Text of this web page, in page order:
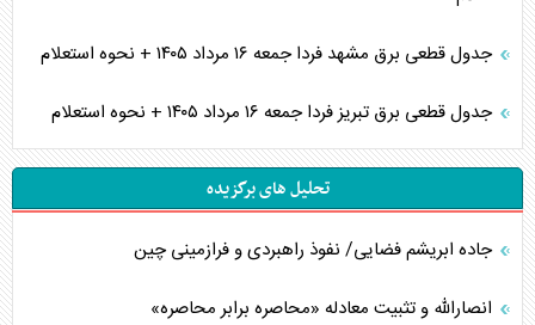
جدول قطعی برق مشهد فردا جمعه ۱۶ مرداد ۱۴۰۵ + نحوه استعلام
جدول قطعی برق تبریز فردا جمعه ۱۶ مرداد ۱۴۰۵ + نحوه استعلام
تحلیل های برگزیده
جاده ابریشم فضایی/ نفوذ راهبردی و فرازمینی چین
انصارالله و تثبیت معادله «محاصره برابر محاصره»